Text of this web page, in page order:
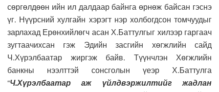
сөргөлдөөн ийн ил далдаар байнга өрнөж байсан гэснэ
үг. Нүүрсний хулгайн хэрэгт нэр холбогдсон томчуудыг
зарлахад Ерөнхийлөгч асан Х.Баттулгыг хилээр гаргаач
зугтаачихсан гэж Эдийн засгийн хөгжлийн сайд
Ч.Хүрэлбаатар жиргэж байв. Түүнчлэн Хөгжлийн
банкны нээлттэй сонсголын үеэр Х.Баттулга
“Ч.Хүрэлбаатар аж үйлдвэржилтийг жадлан